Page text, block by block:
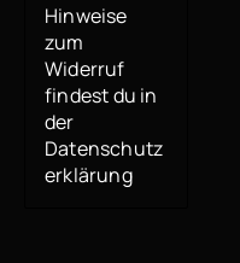
Hinweise
zum
Widerruf
findest du in
der
Datenschutz
erklärung